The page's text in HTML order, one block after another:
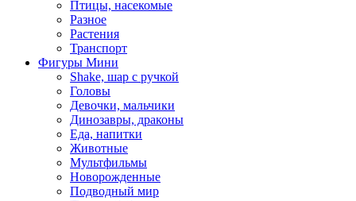
Птицы, насекомые
Разное
Растения
Транспорт
Фигуры Мини
Shake, шар с ручкой
Головы
Девочки, мальчики
Динозавры, драконы
Еда, напитки
Животные
Мультфильмы
Новорожденные
Подводный мир